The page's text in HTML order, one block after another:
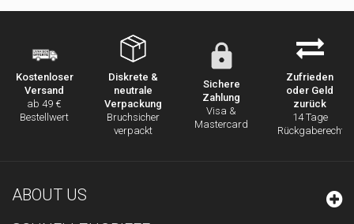
Kostenloser
Versand
ab 49 €
Bestellwert
Diskrete &
neutrale
Verpackung
Bruchsicher
verpackt
Sichere
Zahlung
Visa &
Mastercard
Zufrieden
oder Geld
zurück
14 Tage
Rückgaberecht
ABOUT US